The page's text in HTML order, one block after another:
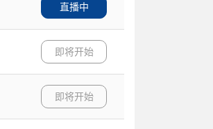
直播中
即将开始
即将开始